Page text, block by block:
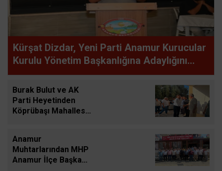
Kürşat Dizdar, Yeni Parti Anamur Kurucular
Kurulu Yönetim Başkanlığına Adaylığını
Açıkladı
Burak Bulut ve AK
Parti Heyetinden
Köprübaşı Mahallesi
Anamur
Muhtarlarından MHP
Anamur İlçe Başkanı